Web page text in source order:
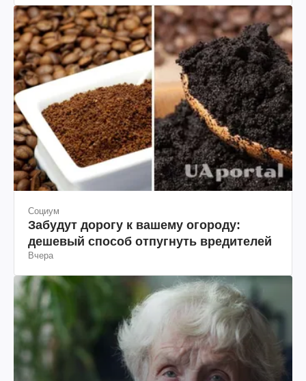
Социум
Забудут дорогу к вашему огороду:
дешевый способ отпугнуть вредителей
Вчера